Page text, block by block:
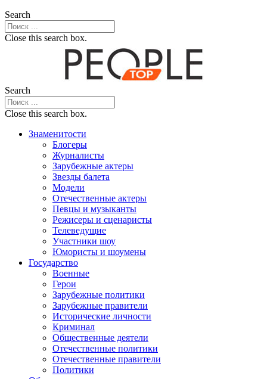
Search
Close this search box.
Search
Close this search box.
Знаменитости
Блогеры
Журналисты
Зарубежные актеры
Звезды балета
Модели
Отечественные актеры
Певцы и музыканты
Режисеры и сценаристы
Телеведущие
Участники шоу
Юмористы и шоумены
Государство
Военные
Герои
Зарубежные политики
Зарубежные правители
Исторические личности
Криминал
Общественные деятели
Отечественные политики
Отечественные правители
Политики